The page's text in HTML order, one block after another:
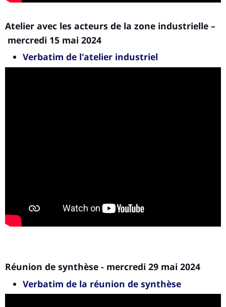
Atelier avec les acteurs de la zone industrielle –
mercredi 15 mai 2024
Verbatim de l'atelier industriel
Réunion de synthèse - mercredi 29 mai 2024
Verbatim de la réunion de synthèse